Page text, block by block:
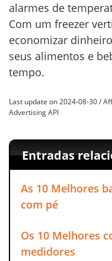
alarmes de
Com um freezer
economizar
seus alimentos e
tempo.
Last update on 2024-08-30 /
Advertising API
Entradas
As 10 Melhores
com pé
Os 10 Melhores
medidores